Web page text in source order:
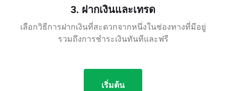
3. ฝากเงินและเทรด
เลือกวิธีการฝากเงินที่สะดวกจากหนึ่งในช่องทางที่มีอยู่
รวมถึงการชำระเงินทันทีและฟรี
เริ่มต้น